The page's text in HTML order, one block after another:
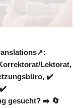
Lektorat,
✔️
✔️
gesucht? ➡️ 🔄